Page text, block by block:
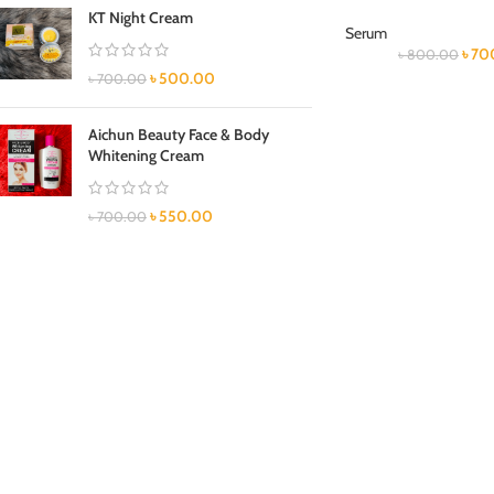
KT Night Cream
৳700.00 ৳500.00
Aichun Beauty Face & Body
Whitening Cream
৳700.00 ৳550.00
Serum
৳800.00 ৳